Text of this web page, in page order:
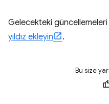
Gelecekteki güncellemeleri
yıldız ekleyin
.
Bu size